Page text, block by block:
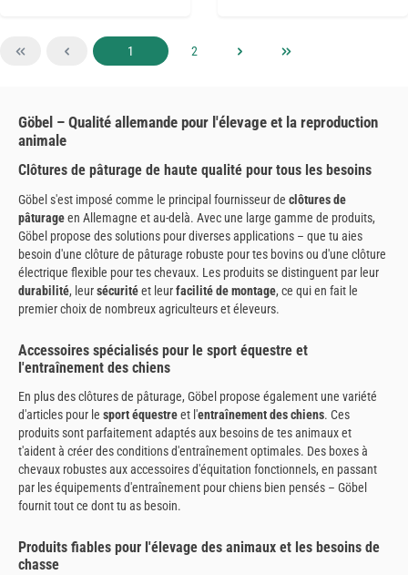
Page
1 Page
2
Göbel – Qualité allemande pour l'élevage et la reproduction
animale
Clôtures de pâturage de haute qualité pour tous les besoins
Göbel s'est imposé comme le principal fournisseur de clôtures de
pâturageen Allemagne et au-delà. Avec une large gamme de produits,
Göbel propose des solutions pour diverses applications – que tu aies
besoin d'une clôture de pâturage robuste pour tes bovins ou d'une clôture
électrique flexible pour tes chevaux. Les produits se distinguent par leur
durabilité, leursécuritéet leurfacilité de montage, ce qui en fait le
premier choix de nombreux agriculteurs et éleveurs.
Accessoires spécialisés pour le sport équestre et
l'entraînement des chiens
En plus des clôtures de pâturage, Göbel propose également une variété
d'articles pour le sport équestreet l'entraînement des chiens. Ces
produits sont parfaitement adaptés aux besoins de tes animaux et
t'aident à créer des conditions d'entraînement optimales. Des boxes à
chevaux robustes aux accessoires d'équitation fonctionnels, en passant
par les équipements d'entraînement pour chiens bien pensés – Göbel
fournit tout ce dont tu as besoin.
Produits fiables pour l'élevage des animaux et les besoins de
chasse